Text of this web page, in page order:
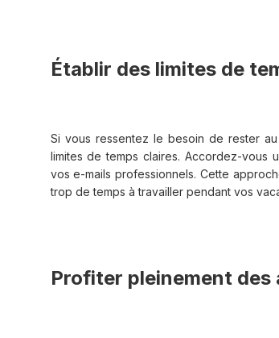
Établir des limites de
Si vous ressentez le besoin de rester
limites de temps claires. Accordez-
vos e-mails professionnels. Cette
trop de temps à travailler pendant vos
Profiter pleinement